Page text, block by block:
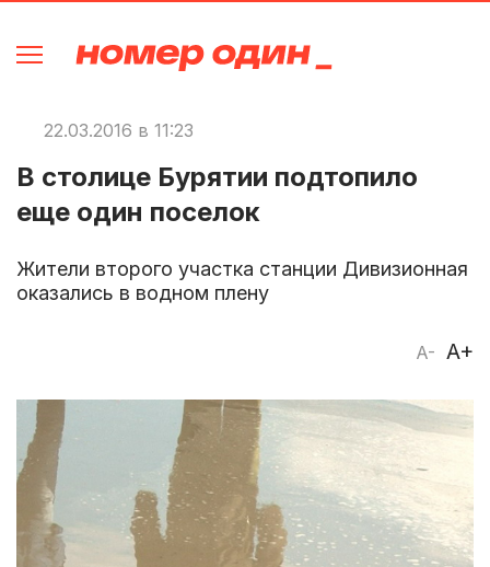
22.03.2016 в 11:23
В столице Бурятии подтопило
еще один поселок
Жители второго участка станции Дивизионная
оказались в водном плену
A- A+